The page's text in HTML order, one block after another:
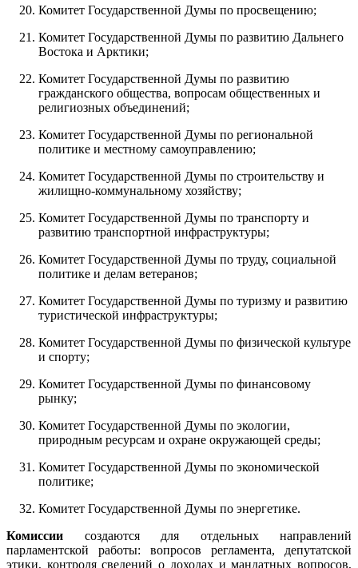
Комитет Государственной Думы по просвещению;
Комитет Государственной Думы по развитию Дальнего
Востока и Арктики;
Комитет Государственной Думы по развитию
гражданского общества, вопросам общественных и
религиозных объединений;
Комитет Государственной Думы по региональной
политике и местному самоуправлению;
Комитет Государственной Думы по строительству и
жилищно-коммунальному хозяйству;
Комитет Государственной Думы по транспорту и
развитию транспортной инфраструктуры;
Комитет Государственной Думы по труду, социальной
политике и делам ветеранов;
Комитет Государственной Думы по туризму и развитию
туристической инфраструктуры;
Комитет Государственной Думы по физической культуре
и спорту;
Комитет Государственной Думы по финансовому
рынку;
Комитет Государственной Думы по экологии,
природным ресурсам и охране окружающей среды;
Комитет Государственной Думы по экономической
политике;
Комитет Государственной Думы по энергетике.
Комиссии создаются для отдельных направлений
парламентской работы: вопросов регламента, депутатской
этики, контроля сведений о доходах и мандатных вопросов,